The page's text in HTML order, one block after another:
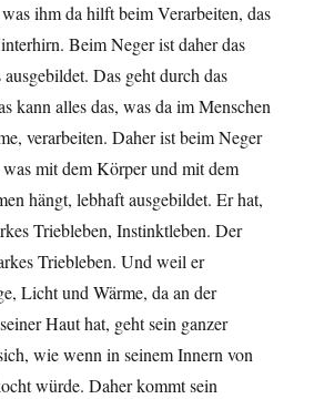
ihm da hilft beim Verarbeiten, das
Beim Neger ist daher das
Das geht durch das
kann alles das, was da im Menschen
verarbeiten. Daher ist beim Neger
mit dem Körper und mit dem
hängt, lebhaft ausgebildet. Er hat,
Triebleben, Instinktleben. Der
Triebleben. Und weil er
Licht und Wärme, da an der
Haut hat, geht sein ganzer
wie wenn in seinem Innern von
würde. Daher kommt sein